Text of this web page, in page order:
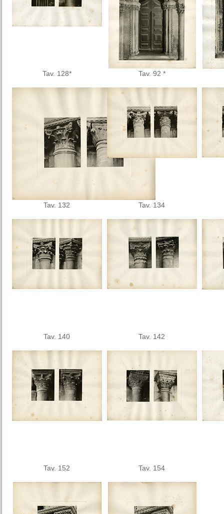
Tav. 128* Tav. 92 *
Tav. 132 Tav. 134
Tav. 140 Tav. 142
Tav. 152 Tav. 154